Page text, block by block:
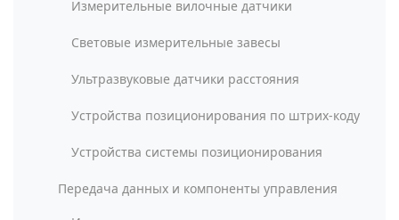
Измерительные вилочные датчики
Световые измерительные завесы
Ультразвуковые датчики расстояния
Устройства позиционирования по штрих-коду
Устройства системы позиционирования
Передача данных и компоненты управления